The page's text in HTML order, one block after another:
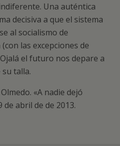
Una auténtica
decisiva a que el sistema
al socialismo de
las excepciones de
el futuro nos depare a
talla.
«A nadie dejó
de abril de de 2013.